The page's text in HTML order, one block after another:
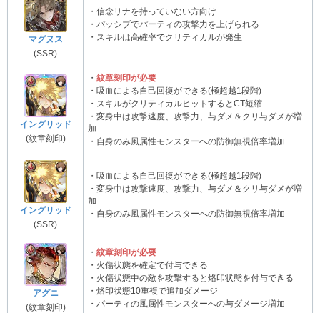
マグヌス
(SSR)
・信念リナを持っていない方向け
・パッシブでパーティの攻撃力を上げられる
・スキルは高確率でクリティカルが発生
イングリッド
(紋章刻印)
・ 紋章刻印が必要
・吸血による自己回復ができる(極超越1段階)
・スキルがクリティカルヒットするとCT短縮
・変身中は攻撃速度、攻撃力、与ダメ＆クリ与ダメが増
加
・自身のみ風属性モンスターへの防御無視倍率増加
イングリッド
(SSR)
・吸血による自己回復ができる(極超越1段階)
・変身中は攻撃速度、攻撃力、与ダメ＆クリ与ダメが増
加
・自身のみ風属性モンスターへの防御無視倍率増加
アグニ
(紋章刻印)
・ 紋章刻印が必要
・火傷状態を確定で付与できる
・火傷状態中の敵を攻撃すると烙印状態を付与できる
・烙印状態10重複で追加ダメージ
・パーティの風属性モンスターへの与ダメージ増加